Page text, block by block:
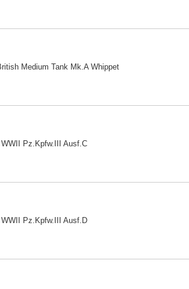
Medium Tank Mk.A Whippet
Pz.Kpfw.III Ausf.C
Pz.Kpfw.III Ausf.D